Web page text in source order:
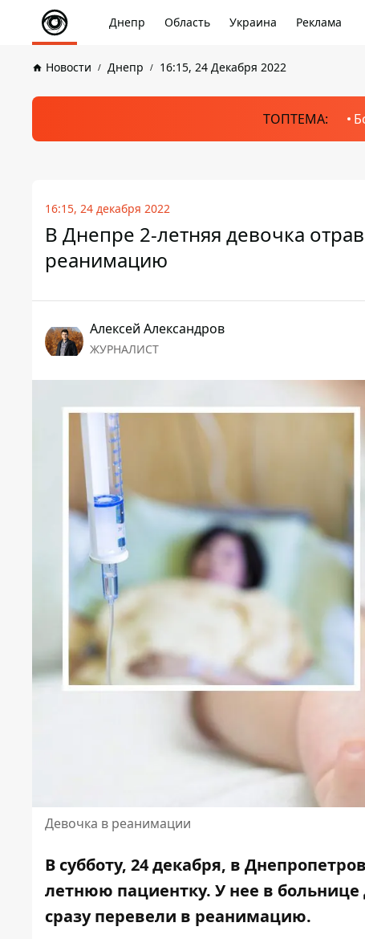
Днепр Область Украина Реклама
Новости Днепр 16:15, 24 Декабря 2022
ТОПТЕМА:
16:15, 24 декабря 2022
В Днепре 2-летняя девочка
реанимацию
Алексей Александров
ЖУРНАЛИСТ
Девочка в реанимации
В субботу, 24 декабря, в
летнюю пациентку. У нее в больнице
сразу перевели в реанимацию.